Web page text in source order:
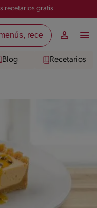
recetarios gratis
Blog Recetarios